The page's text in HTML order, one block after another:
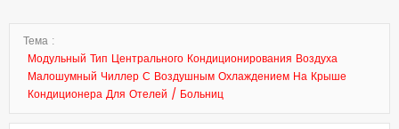
Тема :
Модульный Тип Центрального Кондиционирования Воздуха
Малошумный Чиллер С Воздушным Охлаждением На Крыше
Кондиционера Для Отелей / Больниц